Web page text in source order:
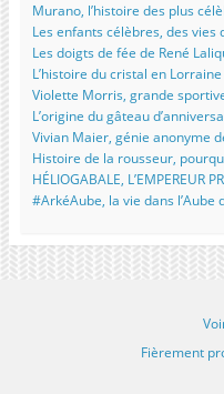
Murano, l’histoire des plus
Les enfants célèbres, des vies
Les doigts de fée de René
L’histoire du cristal en Lorraine
Violette Morris, grande
L’origine du gâteau
Vivian Maier, génie anonyme
Histoire de la rousseur,
HÉLIOGABALE, L’EMPEREUR
#ArkéAube, la vie dans l’Aube
Fièrement